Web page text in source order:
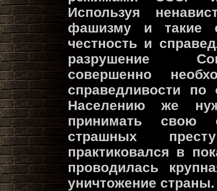
Используя
фашизму и такие
честность и
разрушение
совершенно
справедливости по
Населению же
принимать свою
страшных
практиковался в
проводилась
уничтожение страны.